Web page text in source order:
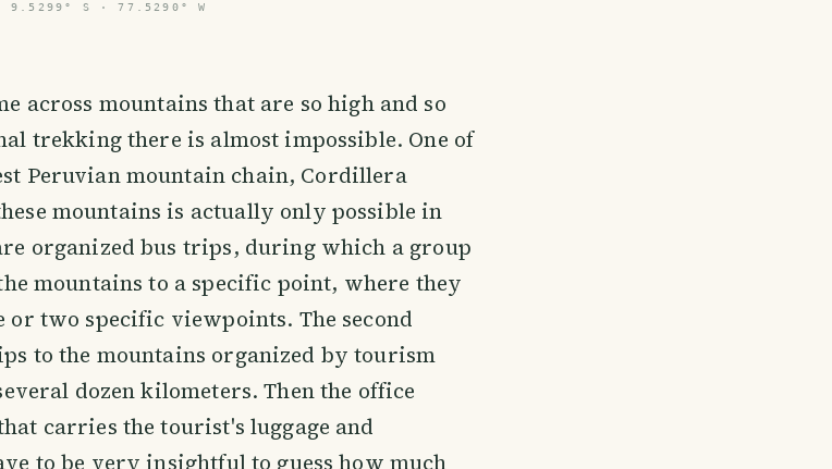
9.5299° S · 77.5290° W
across mountains that are so high and so
trekking there is almost impossible. One of
Peruvian mountain chain, Cordillera
mountains is actually only possible in
organized bus trips, during which a group
mountains to a specific point, where they
or two specific viewpoints. The second
to the mountains organized by tourism
dozen kilometers. Then the office
carries the tourist's luggage and
to be very insightful to guess how much